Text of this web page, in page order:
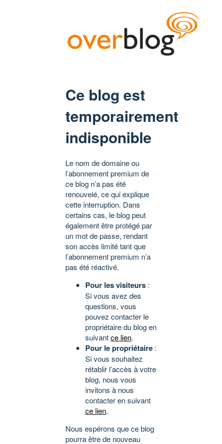
Ce blog est
temporairement
indisponible
Le nom de domaine ou
l’abonnement premium de
ce blog n’a pas été
renouvelé, ce qui explique
cette interruption. Dans
certains cas, le blog peut
également être protégé par
un mot de passe, rendant
son accès limité tant que
l’abonnement premium n’a
pas été réactivé.
Pour les visiteurs :
Si vous avez des
questions, vous
pouvez contacter le
propriétaire du blog en
suivantce lien.
Pour le propriétaire :
Si vous souhaitez
rétablir l’accès à votre
blog, nous vous
invitons à nous
contacter en suivant
ce lien.
Nous espérons que ce blog
pourra être de nouveau